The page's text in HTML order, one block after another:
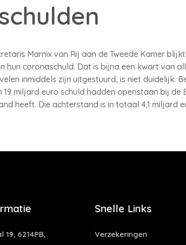
Marnix van Rij aan de Tweede Kamer
coronaschuld. Dat is bijna een kwart van
inmiddels zijn uitgestuurd, is niet duidelijk.
19 miljard euro schuld hadden openstaan bij
heeft. Die achterstand is in totaal 4,1 miljard
19, 6214PB,
Snelle Links
Verzekeringen